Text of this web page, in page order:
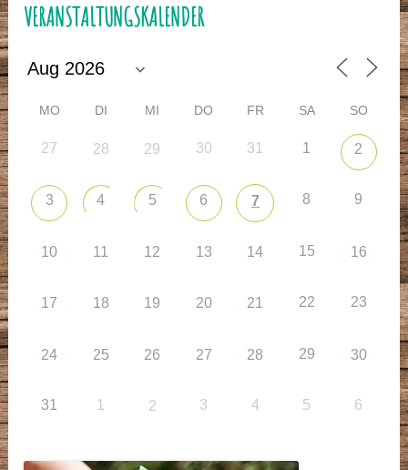
VERANSTALTUNGSKALENDER
MO DI MI DO FR SA SO
27 28 29 30 31 1 2
3 4 5 6 7 8 9
10 11 12 13 14 15 16
17 18 19 20 21 22 23
24 25 26 27 28 29 30
31 1 2 3 4 5 6